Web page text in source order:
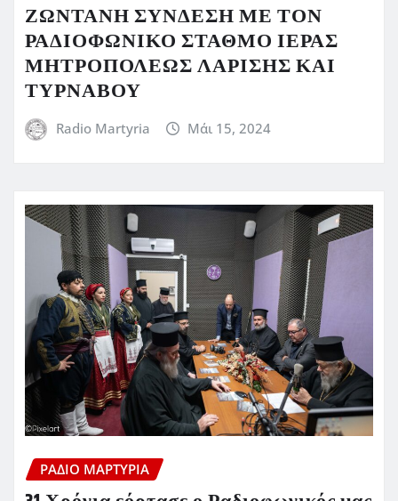
ΖΩΝΤΑΝΗ ΣΥΝΔΕΣΗ ΜΕ ΤΟΝ
ΡΑΔΙΟΦΩΝΙΚΟ ΣΤΑΘΜΟ ΙΕΡΑΣ
ΜΗΤΡΟΠΟΛΕΩΣ ΛΑΡΙΣΗΣ ΚΑΙ
ΤΥΡΝΑΒΟΥ
Radio Martyria Μάι 15, 2024
ΡΆΔΙΟ ΜΑΡΤΥΡΊΑ